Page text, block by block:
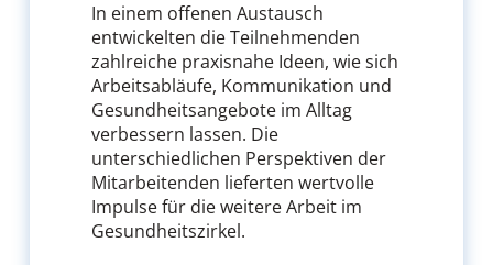
In einem offenen Austausch
entwickelten die Teilnehmenden
zahlreiche praxisnahe Ideen, wie sich
Arbeitsabläufe, Kommunikation und
Gesundheitsangebote im Alltag
verbessern lassen. Die
unterschiedlichen Perspektiven der
Mitarbeitenden lieferten wertvolle
Impulse für die weitere Arbeit im
Gesundheitszirkel.